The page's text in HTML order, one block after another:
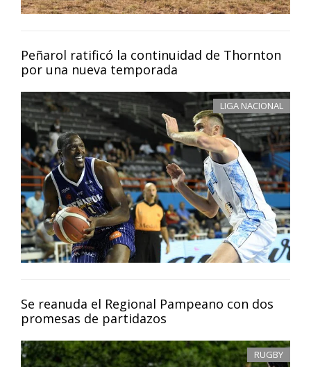
Peñarol ratificó la continuidad de Thornton
por una nueva temporada
LIGA NACIONAL
Se reanuda el Regional Pampeano con dos
promesas de partidazos
RUGBY